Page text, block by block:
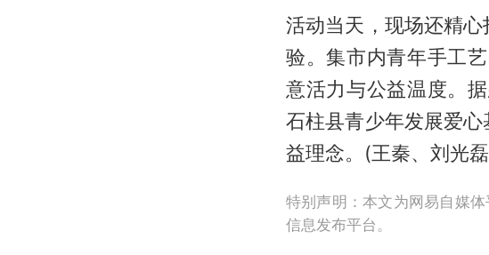
活动当天，现场还精心
验。集市内青年手工
意活力与公益温度。
石柱县青少年发展爱心
益理念。(王秦、刘光
特别声明：本文为网易自媒
信息发布平台。